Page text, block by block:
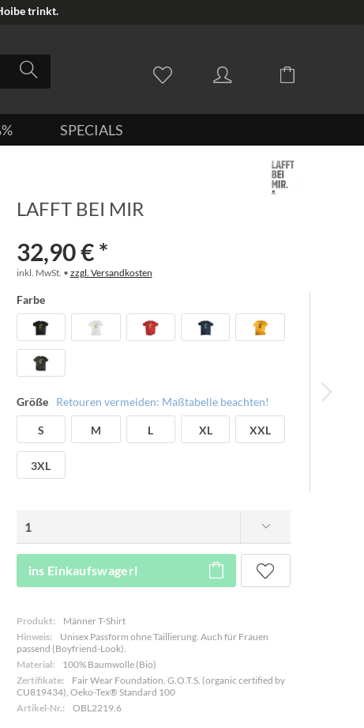
trinkt.
SPECIALS
LAFFT BEI MIR
32,90 € *
inkl. MwSt. • zzgl. Versandkosten
Farbe
Größe Retouren vermeiden: Maßtabelle beachten!
S M L XL XXL
3XL
ins Einkaufswagerl
Produkt:
Männer T-Shirt
Hinweis:
Unisex Passform ohne Taillierung. Auch für Frauen
passend (Boyfriend-Look).
Material:
100% Baumwolle (Bio)
Zertifikate:
Fair Wear Foundation, G.O.T.S. (organic certified by
CU819434), Oeko-Tex® Standard 100
Artikel-Nr.:
OBL2219.6